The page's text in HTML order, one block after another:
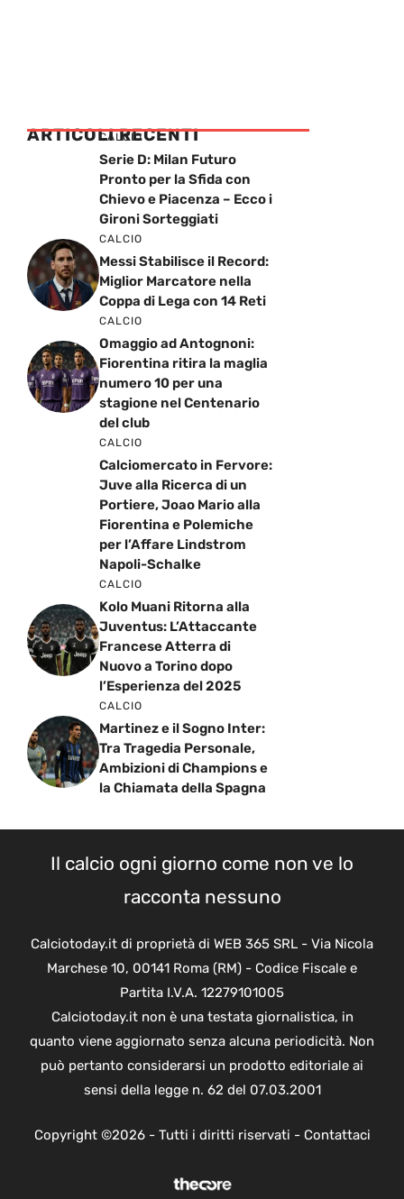
ARTICOLI RECENTI
CALCIO
Serie D: Milan Futuro
Pronto per la Sfida con
Chievo e Piacenza – Ecco i
Gironi Sorteggiati
CALCIO
Messi Stabilisce il Record:
Miglior Marcatore nella
Coppa di Lega con 14 Reti
CALCIO
Omaggio ad Antognoni:
Fiorentina ritira la maglia
numero 10 per una
stagione nel Centenario
del club
CALCIO
Calciomercato in Fervore:
Juve alla Ricerca di un
Portiere, Joao Mario alla
Fiorentina e Polemiche
per l’Affare Lindstrom
Napoli-Schalke
CALCIO
Kolo Muani Ritorna alla
Juventus: L’Attaccante
Francese Atterra di
Nuovo a Torino dopo
l’Esperienza del 2025
CALCIO
Martinez e il Sogno Inter:
Tra Tragedia Personale,
Ambizioni di Champions e
la Chiamata della Spagna
Il calcio ogni giorno come non ve lo
racconta nessuno
Calciotoday.it di proprietà di WEB 365 SRL - Via Nicola
Marchese 10, 00141 Roma (RM) - Codice Fiscale e
Partita I.V.A. 12279101005
Calciotoday.it non è una testata giornalistica, in
quanto viene aggiornato senza alcuna periodicità. Non
può pertanto considerarsi un prodotto editoriale ai
sensi della legge n. 62 del 07.03.2001
Copyright ©2026 - Tutti i diritti riservati - Contattaci